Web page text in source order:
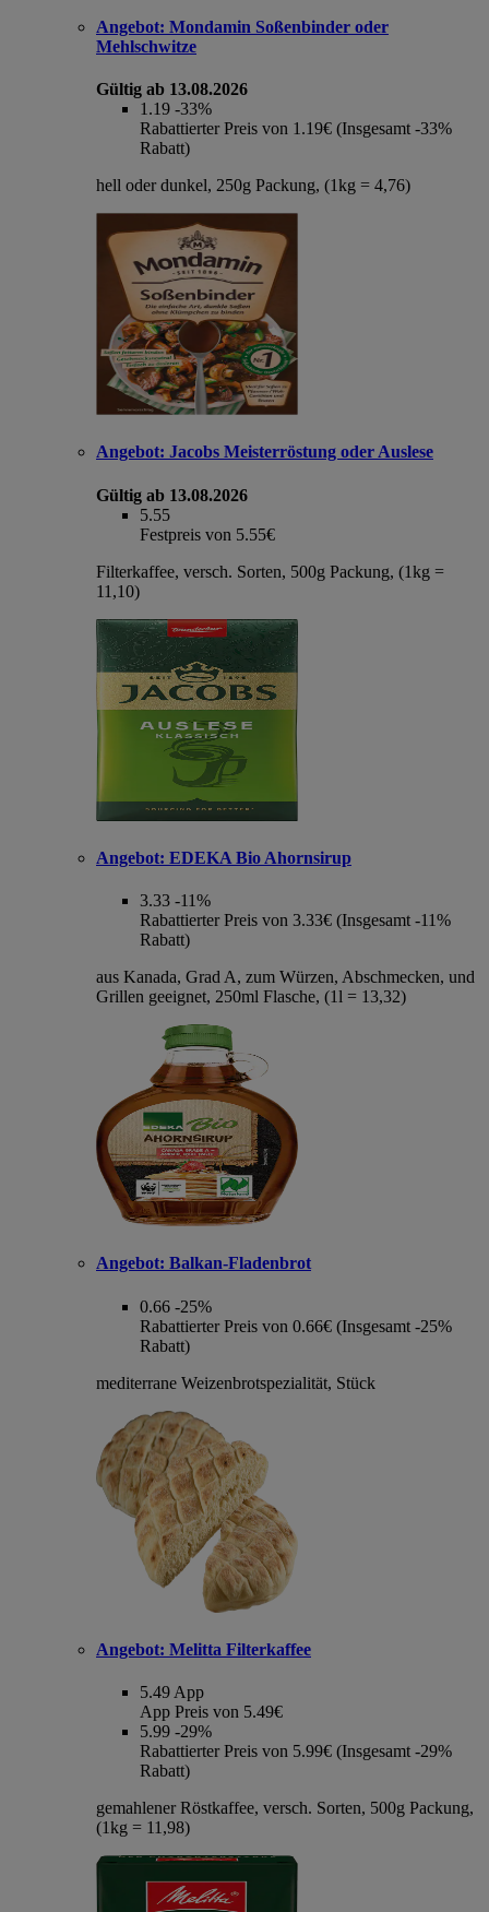
Angebot: Mondamin Soßenbinder oder
Mehlschwitze
Gültig ab 13.08.2026
1.19 -33%
Rabattierter Preis von 1.19€ (Insgesamt -33%
Rabatt)
hell oder dunkel, 250g Packung, (1kg = 4,76)
Angebot: Jacobs Meisterröstung oder Auslese
Gültig ab 13.08.2026
5.55
Festpreis von 5.55€
Filterkaffee, versch. Sorten, 500g Packung, (1kg =
11,10)
Angebot: EDEKA Bio Ahornsirup
3.33 -11%
Rabattierter Preis von 3.33€ (Insgesamt -11%
Rabatt)
aus Kanada, Grad A, zum Würzen, Abschmecken, und
Grillen geeignet, 250ml Flasche, (1l = 13,32)
Angebot: Balkan-Fladenbrot
0.66 -25%
Rabattierter Preis von 0.66€ (Insgesamt -25%
Rabatt)
mediterrane Weizenbrotspezialität, Stück
Angebot: Melitta Filterkaffee
5.49 App
App Preis von 5.49€
5.99 -29%
Rabattierter Preis von 5.99€ (Insgesamt -29%
Rabatt)
gemahlener Röstkaffee, versch. Sorten, 500g Packung,
(1kg = 11,98)